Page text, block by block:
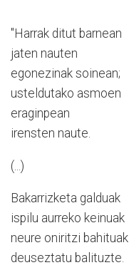
"Harrak ditut barnean
jaten nauten
egonezinak soinean;
usteldutako asmoen
eraginpean
irensten naute.
(...)
Bakarrizketa galduak
ispilu aurreko keinuak
neure oniritzi bahituak
deuseztatu balituzte.